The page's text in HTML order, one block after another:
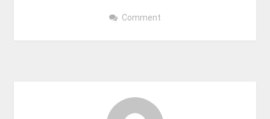
Comment